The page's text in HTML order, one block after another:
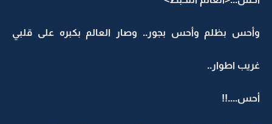
وأحس بظلم وأحس بجور.. وصار العالم بكبره على قلبي
غريب اطوار..
أحس....!!